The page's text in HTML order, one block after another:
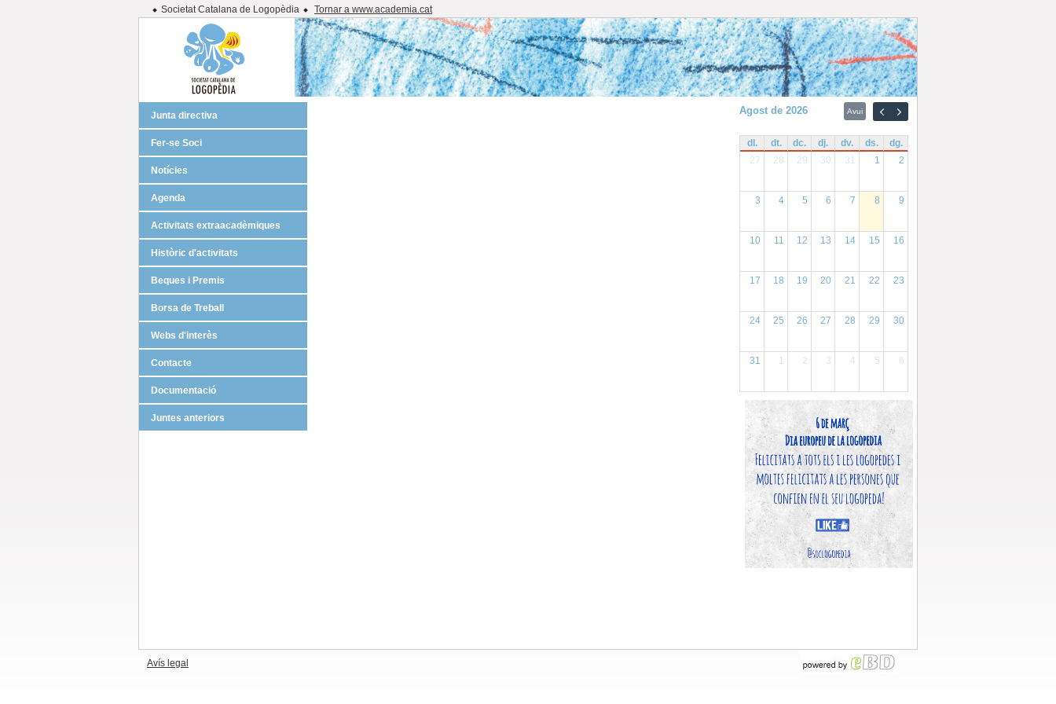
Societat Catalana de Logopèdia Tornar a www.academia.cat
Junta directiva
Fer-se Soci
Notícies
Agenda
Activitats extraacadèmiques
Històric d'activitats
Beques i Premis
Borsa de Treball
Webs d'interès
Contacte
Documentació
Juntes anteriors
agost de 2026 Avui
dl. dt. dc. dj. dv. ds.
dg.
27
28 29 30 31 1 2
3 4 5 6 7 8 9
10 11 12 13 14 15 16
17 18 19 20 21 22 23
24 25 26 27 28 29 30
31 1 2 3 4 5 6
Avís legal